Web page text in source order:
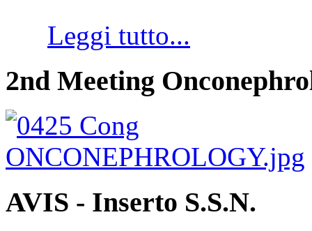
Leggi tutto...
2nd Meeting
AVIS - Inserto S.S.N.